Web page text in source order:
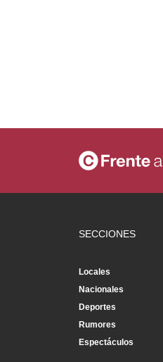
SECCIONES
Locales
Nacionales
Deportes
Rumores
Espectáculos